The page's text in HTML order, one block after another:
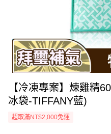
【冷凍專案】煉雞精
冰袋-TIFFANY藍)
超取滿NT$2,000免運